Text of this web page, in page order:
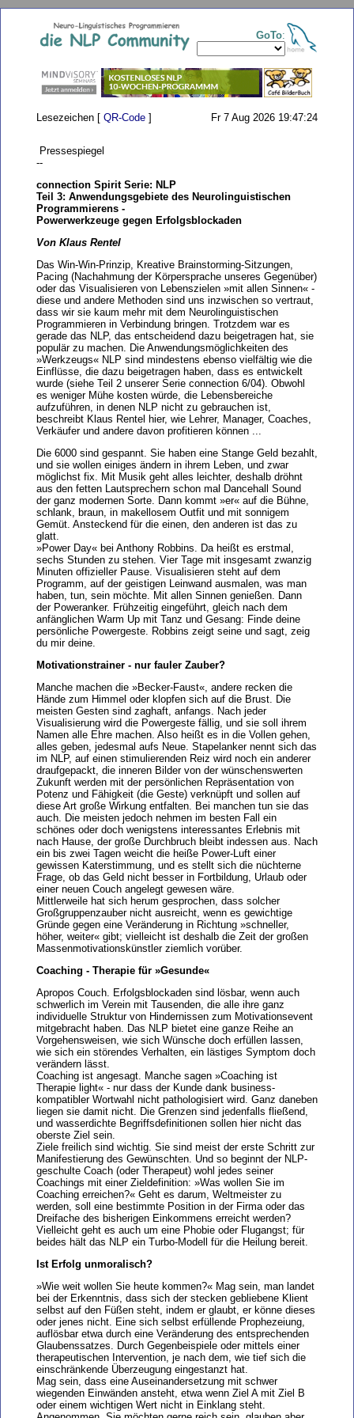
GoTo:
Lesezeichen [ QR-Code ] Fr 7 Aug 2026 19:47:24
Pressespiegel
--
connection Spirit Serie: NLP
Teil 3: Anwendungsgebiete des Neurolinguistischen
Programmierens -
Powerwerkzeuge gegen Erfolgsblockaden
Von Klaus Rentel
Das Win-Win-Prinzip, Kreative Brainstorming-Sitzungen,
Pacing (Nachahmung der Körpersprache unseres Gegenüber)
oder das Visualisieren von Lebenszielen »mit allen Sinnen« -
diese und andere Methoden sind uns inzwischen so vertraut,
dass wir sie kaum mehr mit dem Neurolinguistischen
Programmieren in Verbindung bringen. Trotzdem war es
gerade das NLP, das entscheidend dazu beigetragen hat, sie
populär zu machen. Die Anwendungsmöglichkeiten des
»Werkzeugs« NLP sind mindestens ebenso vielfältig wie die
Einflüsse, die dazu beigetragen haben, dass es entwickelt
wurde (siehe Teil 2 unserer Serie connection 6/04). Obwohl
es weniger Mühe kosten würde, die Lebensbereiche
aufzuführen, in denen NLP nicht zu gebrauchen ist,
beschreibt Klaus Rentel hier, wie Lehrer, Manager, Coaches,
Verkäufer und andere davon profitieren können ...
Die 6000 sind gespannt. Sie haben eine Stange Geld bezahlt,
und sie wollen einiges ändern in ihrem Leben, und zwar
möglichst fix. Mit Musik geht alles leichter, deshalb dröhnt
aus den fetten Lautsprechern schon mal Dancehall Sound
der ganz modernen Sorte. Dann kommt »er« auf die Bühne,
schlank, braun, in makellosem Outfit und mit sonnigem
Gemüt. Ansteckend für die einen, den anderen ist das zu
glatt.
»Power Day« bei Anthony Robbins. Da heißt es erstmal,
sechs Stunden zu stehen. Vier Tage mit insgesamt zwanzig
Minuten offizieller Pause. Visualisieren steht auf dem
Programm, auf der geistigen Leinwand ausmalen, was man
haben, tun, sein möchte. Mit allen Sinnen genießen. Dann
der Poweranker. Frühzeitig eingeführt, gleich nach dem
anfänglichen Warm Up mit Tanz und Gesang: Finde deine
persönliche Powergeste. Robbins zeigt seine und sagt, zeig
du mir deine.
Motivationstrainer - nur fauler Zauber?
Manche machen die »Becker-Faust«, andere recken die
Hände zum Himmel oder klopfen sich auf die Brust. Die
meisten Gesten sind zaghaft, anfangs. Nach jeder
Visualisierung wird die Powergeste fällig, und sie soll ihrem
Namen alle Ehre machen. Also heißt es in die Vollen gehen,
alles geben, jedesmal aufs Neue. Stapelanker nennt sich das
im NLP, auf einen stimulierenden Reiz wird noch ein anderer
draufgepackt, die inneren Bilder von der wünschenswerten
Zukunft werden mit der persönlichen Repräsentation von
Potenz und Fähigkeit (die Geste) verknüpft und sollen auf
diese Art große Wirkung entfalten. Bei manchen tun sie das
auch. Die meisten jedoch nehmen im besten Fall ein
schönes oder doch wenigstens interessantes Erlebnis mit
nach Hause, der große Durchbruch bleibt indessen aus. Nach
ein bis zwei Tagen weicht die heiße Power-Luft einer
gewissen Katerstimmung, und es stellt sich die nüchterne
Frage, ob das Geld nicht besser in Fortbildung, Urlaub oder
einer neuen Couch angelegt gewesen wäre.
Mittlerweile hat sich herum gesprochen, dass solcher
Großgruppenzauber nicht ausreicht, wenn es gewichtige
Gründe gegen eine Veränderung in Richtung »schneller,
höher, weiter« gibt; vielleicht ist deshalb die Zeit der großen
Massenmotivationskünstler ziemlich vorüber.
Coaching - Therapie für »Gesunde«
Apropos Couch. Erfolgsblockaden sind lösbar, wenn auch
schwerlich im Verein mit Tausenden, die alle ihre ganz
individuelle Struktur von Hindernissen zum Motivationsevent
mitgebracht haben. Das NLP bietet eine ganze Reihe an
Vorgehensweisen, wie sich Wünsche doch erfüllen lassen,
wie sich ein störendes Verhalten, ein lästiges Symptom doch
verändern lässt.
Coaching ist angesagt. Manche sagen »Coaching ist
Therapie light« - nur dass der Kunde dank business-
kompatibler Wortwahl nicht pathologisiert wird. Ganz daneben
liegen sie damit nicht. Die Grenzen sind jedenfalls fließend,
und wasserdichte Begriffsdefinitionen sollen hier nicht das
oberste Ziel sein.
Ziele freilich sind wichtig. Sie sind meist der erste Schritt zur
Manifestierung des Gewünschten. Und so beginnt der NLP-
geschulte Coach (oder Therapeut) wohl jedes seiner
Coachings mit einer Zieldefinition: »Was wollen Sie im
Coaching erreichen?« Geht es darum, Weltmeister zu
werden, soll eine bestimmte Position in der Firma oder das
Dreifache des bisherigen Einkommens erreicht werden?
Vielleicht geht es auch um eine Phobie oder Flugangst; für
beides hält das NLP ein Turbo-Modell für die Heilung bereit.
Ist Erfolg unmoralisch?
»Wie weit wollen Sie heute kommen?« Mag sein, man landet
bei der Erkenntnis, dass sich der stecken gebliebene Klient
selbst auf den Füßen steht, indem er glaubt, er könne dieses
oder jenes nicht. Eine sich selbst erfüllende Prophezeiung,
auflösbar etwa durch eine Veränderung des entsprechenden
Glaubenssatzes. Durch Gegenbeispiele oder mittels einer
therapeutischen Intervention, je nach dem, wie tief sich die
einschränkende Überzeugung eingestanzt hat.
Mag sein, dass eine Auseinandersetzung mit schwer
wiegenden Einwänden ansteht, etwa wenn Ziel A mit Ziel B
oder einem wichtigen Wert nicht in Einklang steht.